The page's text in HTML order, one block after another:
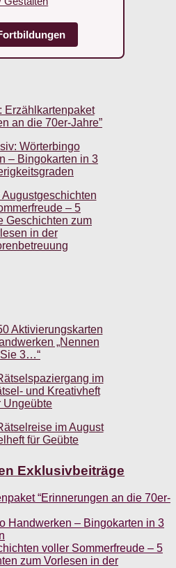
Exklusivbeiträge
“Erinnerungen an die 70er-
Handwerken – Bingokarten in 3
voller Sommerfreude – 5
zum Vorlesen in der